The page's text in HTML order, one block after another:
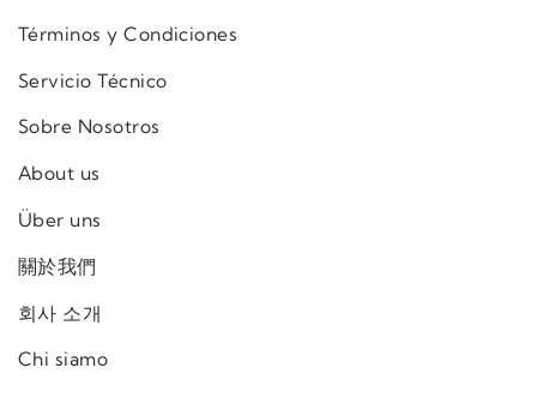
Términos y Condiciones
Servicio Técnico
Sobre Nosotros
About us
Über uns
關於我們
회사 소개
Chi siamo